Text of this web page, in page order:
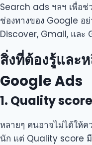
Search ads ฯลฯ เพื่อช่
ช่องทางของ Google อ
Discover, Gmail, และ
สิ่งที่ต้องรู้และ
Google Ads
1. Quality
หลายๆ คนอาจไม่ได้ให้
นัก แต่ Quality score